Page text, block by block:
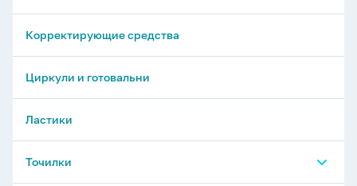
Магниты и аксессуары для досок
Корректирующие средства
Циркули и готовальни
Ластики
Точилки